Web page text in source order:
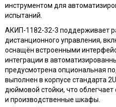
инструментом для
испытаний.
АКИП-1182-32-3 поддерживает
дистанционного управления,
оснащён встроенными
интеграции в
предусмотрена опциональная
выполнен в корпусе стандарта
дюймовой стойки, что облегчает
и производственные шкафы.